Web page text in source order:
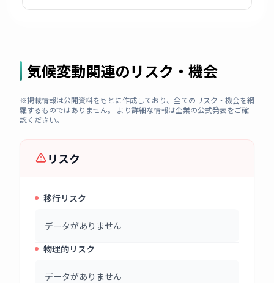
気候変動関連のリスク・機会
※掲載情報は公開資料をもとに作成しており、全てのリスク・機会を網
羅するものではありません。 より詳細な情報は企業の公式発表をご確
認ください。
リスク
移行リスク
データがありません
物理的リスク
データがありません